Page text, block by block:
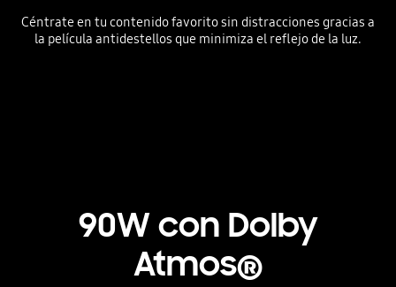
Céntrate en tu contenido favorito sin distracciones gracias a
la película antidestellos que minimiza el reflejo de la luz.
90W con Dolby
Atmos®